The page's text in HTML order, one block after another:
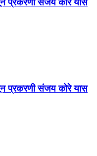
प्रकरणी संजय कोरे यास
प्रकरणी संजय कोरे यास